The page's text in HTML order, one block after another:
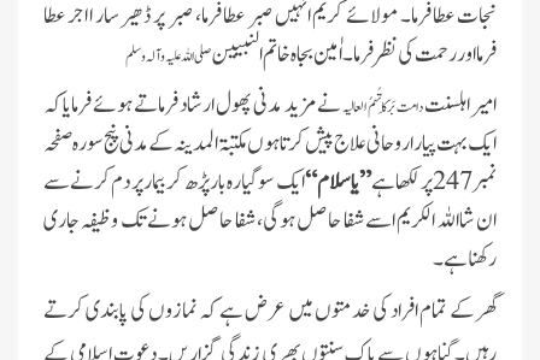
نجات عطا فرما۔ مولائے کریم انہیں صبر عطا فرما، صبر پر ڈھیر سار ا اجر عطا
فرمااور رحمت کی نظر فرما ۔ اٰمین بجاہ خاتم النبیینصلی اللہ علیہ وآلہ وسلم
امیر اہلسنتدامت بَرَکَاتُہمُ العالیہنے مزید مدنی پھول ارشاد فرماتے ہوئے فرمایا کہ
ایک بہت پیارا روحانی علاج پیش کرتا ہوں مکتبۃ المدینہ کے مدنی پنج سورہ صفحہ
نمبر 247 پر لکھا ہے
”یاسلام“ایک سو گیارہ بار پڑھ کر بیمار پر دم کرنے سے
ان شااللہ الکریم اسے شفا حاصل ہوگی، شفا حاصل ہونے تک وظیفہ جاری
رکھنا ہے۔
گھر کے تمام افراد کی خدمتوں میں عرض ہے کہ نمازوں کی پابندی کرتے